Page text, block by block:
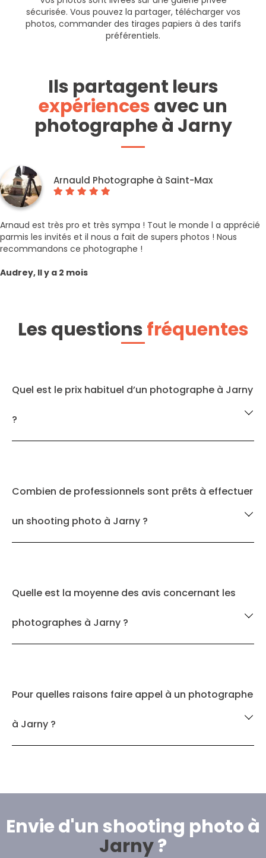
sécurisée. Vous pouvez la partager, télécharger vos
photos, commander des tirages papiers à des tarifs
préférentiels.
Ils partagent leurs
expériencesavec un
photographe à Jarny
Arnauld Photographe à Saint-Max
Arnaud est très pro et très sympa ! Tout le monde l a apprécié
parmis les invités et il nous a fait de supers photos ! Nous
recommandons ce photographe !
Audrey, Il y a 2 mois
Les questionsfréquentes
Quel est le prix habituel d’un photographe à Jarny
?
Combien de professionnels sont prêts à effectuer
un shooting photo à Jarny ?
Quelle est la moyenne des avis concernant les
photographes à Jarny ?
Pour quelles raisons faire appel à un photographe
à Jarny ?
Envie d'un shooting photo à
Jarny?